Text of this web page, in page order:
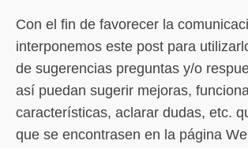
Con el fin de favorecer la
interponemos este post para
de sugerencias preguntas y/o
así puedan sugerir mejoras,
características, aclarar dudas, etc.
que se encontrasen en la página